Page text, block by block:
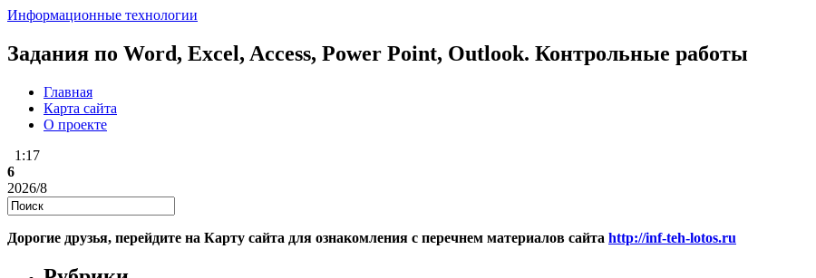
Информационные технологии
Задания по Word, Excel, Access, Power Point, Outlook. Контрольные работы
Главная
Карта сайта
О проекте
1:17
6
2026/8
Дорогие друзья, перейдите на Карту сайта для ознакомления с перечнем материалов сайта http://inf-teh-lotos.ru